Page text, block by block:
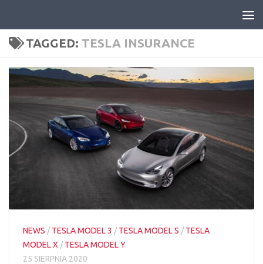
TAGGED: TESLA INSURANCE
NEWS /TESLA MODEL 3 /TESLA MODEL S /TESLA
MODEL X /TESLA MODEL Y
25 SIERPNIA 2020